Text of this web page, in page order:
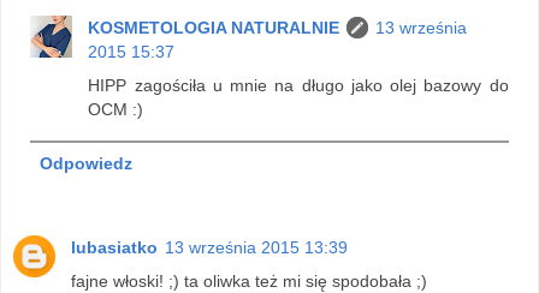
KOSMETOLOGIA NATURALNIE
13 września
2015 15:37
HIPP zagościła u mnie na długo jako olej bazowy do
OCM :)
Odpowiedz
lubasiatko 13 września 2015 13:39
fajne włoski! ;) ta oliwka też mi się spodobała ;)